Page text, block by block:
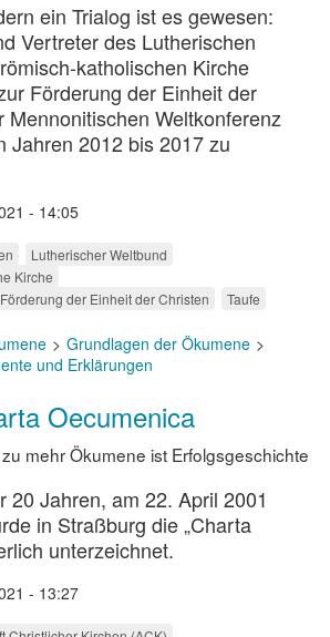
ein Trialog ist es gewesen:
Vertreter des Lutherischen
katholischen Kirche
Förderung der Einheit der
Mennonitischen Weltkonferenz
Jahren 2012 bis 2017 zu
- 14:05
Lutherischer Weltbund
Kirche
der Einheit der Christen
Taufe
Grundlagen der Ökumene
und Erklärungen
Oecumenica
mehr Ökumene ist Erfolgsgeschichte
20 Jahren, am 22. April 2001
in Straßburg die „Charta
unterzeichnet.
- 13:27